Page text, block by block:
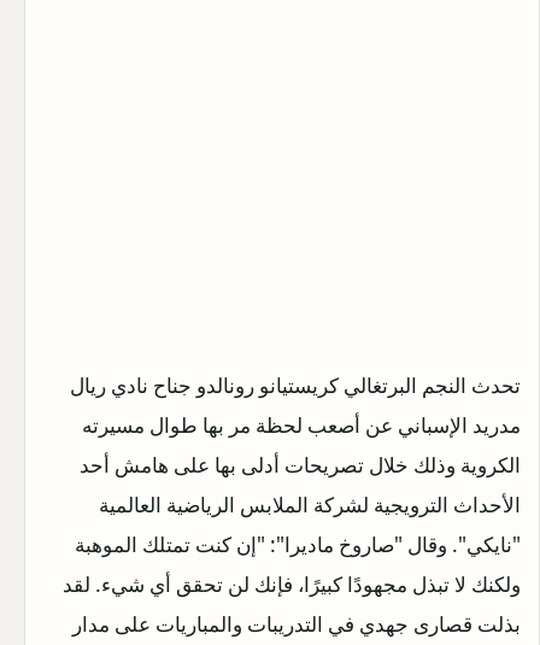
تحدث النجم البرتغالي كريستيانو رونالدو جناح نادي ريال
مدريد الإسباني عن أصعب لحظة مر بها طوال مسيرته
الكروية وذلك خلال تصريحات أدلى بها على هامش أحد
الأحداث الترويجية لشركة الملابس الرياضية العالمية
"نايكي". وقال "صاروخ ماديرا": "إن كنت تمتلك الموهبة
ولكنك لا تبذل مجهودًا كبيرًا، فإنك لن تحقق أي شيء. لقد
بذلت قصارى جهدي في التدريبات والمباريات على مدار